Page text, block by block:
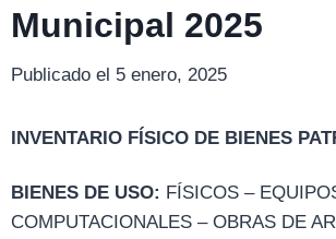
Municipal 2025
Publicado el 5 enero, 2025
INVENTARIO FÍSICO DE BIENES
BIENES DE USO: FÍSICOS –
COMPUTACIONALES – OBRAS DE